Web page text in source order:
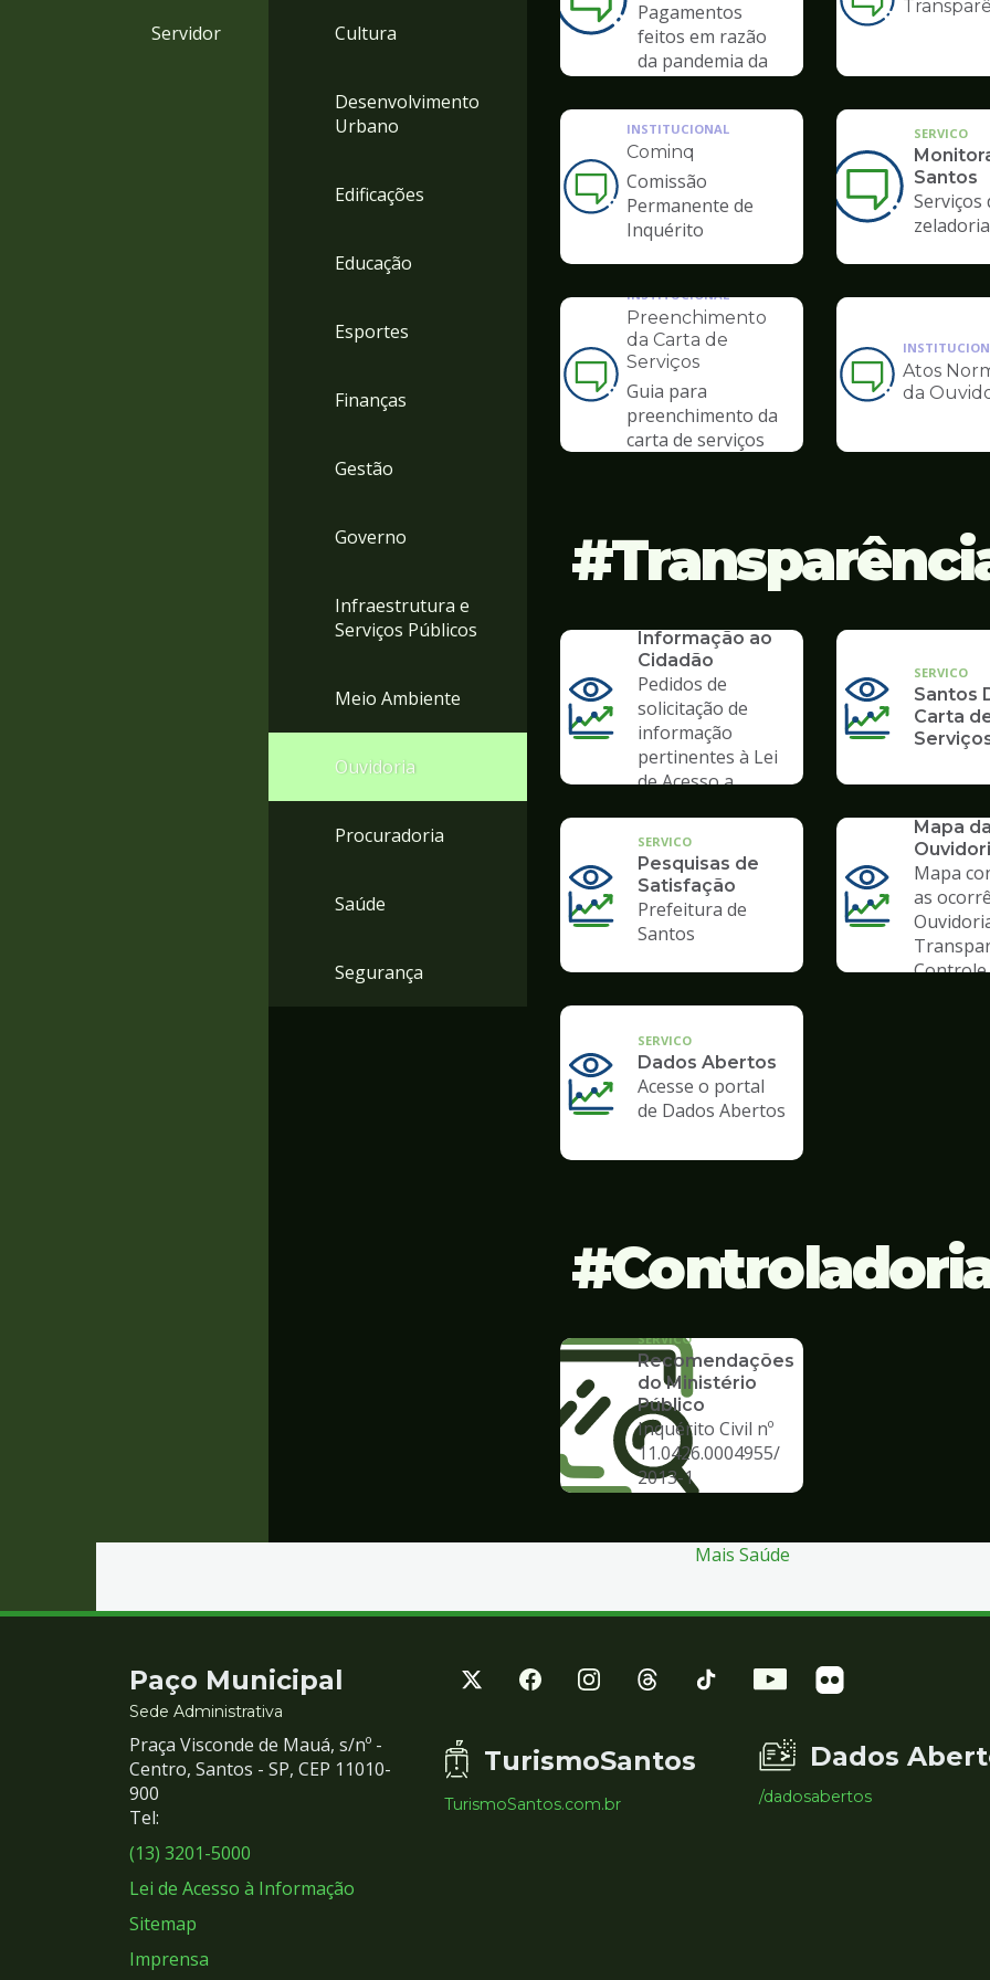
Servidor Cultura
Desenvolvimento
Urbano
Edificações
Educação
Esportes
Finanças
Gestão
Governo
Infraestrutura e
Serviços Públicos
Meio Ambiente
Ouvidoria
Procuradoria
Saúde
Segurança
Pagamentos
feitos em razão
da pandemia da
Ilustração
da
de
Ouvidoria
Ilustração
da
de
Ouvidoria
INSTITUCIONAL
Cominq
Comissão
Permanente de
Inquérito
SERVICO
Santos
Serviços
zeladoria
Ilustração
da
pagina
de
INSTITUCIONAL
Preenchimento
da Carta de
Serviços
Guia para
preenchimento da
carta de serviços
Ilustração
da
de
Atos
da
Informação ao
Cidadão
Pedidos de
solicitação de
informação
pertinentes à Lei
de Acesso a
SERVICO
Santos
Carta
SERVICO
Pesquisas de
Satisfação
Prefeitura de
Santos
Mapa
Mapa
as
Controle
SERVICO
Dados Abertos
Acesse o portal
de Dados Abertos
SERVICO
Recomendações
do Ministério
Público
Inquérito Civil nº
11.0426.0004955/
2013-1
Mais Saúde
Contato
e
Redes
Sociais
Paço Municipal
Sede Administrativa
Praça Visconde de Mauá, s/nº -
Centro, Santos - SP, CEP 11010-
900
Tel:
(13) 3201-5000
Lei de Acesso à Informação
Sitemap
Imprensa
TurismoSantos
TurismoSantos.com.br
Dados
/dadosabertos